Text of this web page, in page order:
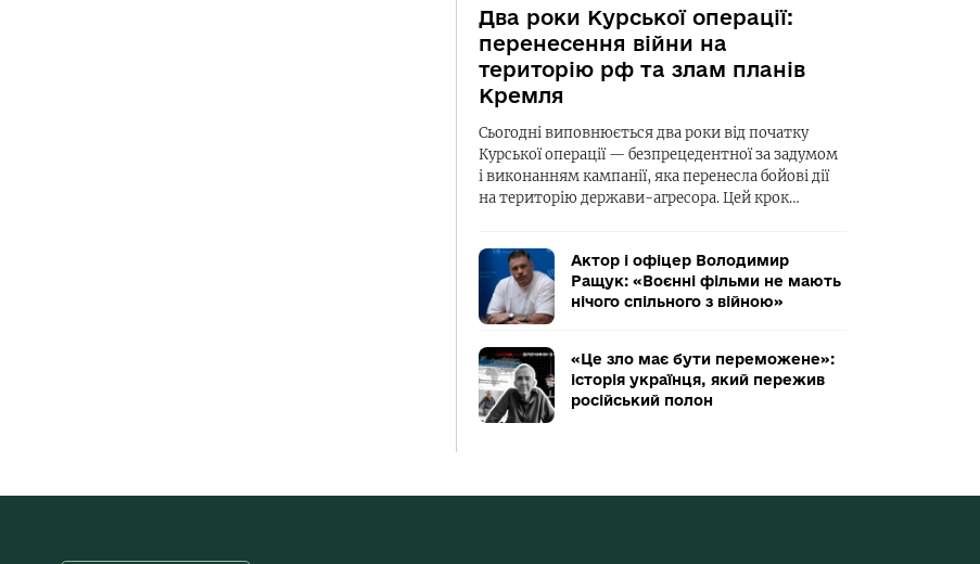
Два роки Курської операції:
перенесення війни на
територію рф та злам планів
Кремля
Сьогодні виповнюється два роки від початку
Курської операції — безпрецедентної за задумом
і виконанням кампанії, яка перенесла бойові дії
на територію держави-агресора. Цей крок…
Актор і офіцер Володимир
Ращук: «Воєнні фільми не мають
нічого спільного з війною»
«Це зло має бути переможене»:
історія українця, який пережив
російський полон